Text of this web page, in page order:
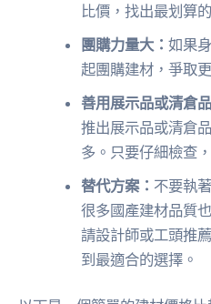
比價，找出最划算
團購力量大：如果
起團購建材，爭取
善用展示品或清倉品
推出展示品或清倉
多。只要仔細檢查
替代方案： 不要執
很多國產建材品質
請設計師或工頭推
到最適合的選擇。